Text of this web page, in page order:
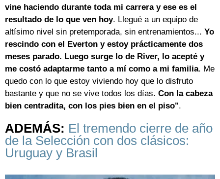
vine haciendo durante toda mi carrera y ese es el
resultado de lo que ven hoy. Llegué a un equipo de
altísimo nivel sin pretemporada, sin entrenamientos... Yo
rescindo con el Everton y estoy prácticamente dos
meses parado. Luego surge lo de River, lo acepté y
me costó adaptarme tanto a mí como a mi familia. Me
quedo con lo que estoy viviendo hoy que lo disfruto
bastante y que no se vive todos los días. Con la cabeza
bien centradita, con los pies bien en el piso".
ADEMÁS: El tremendo cierre de año
de la Selección con dos clásicos:
Uruguay y Brasil